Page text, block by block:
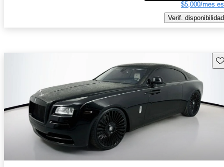
$5,000/mes
Verif. disponibilidad